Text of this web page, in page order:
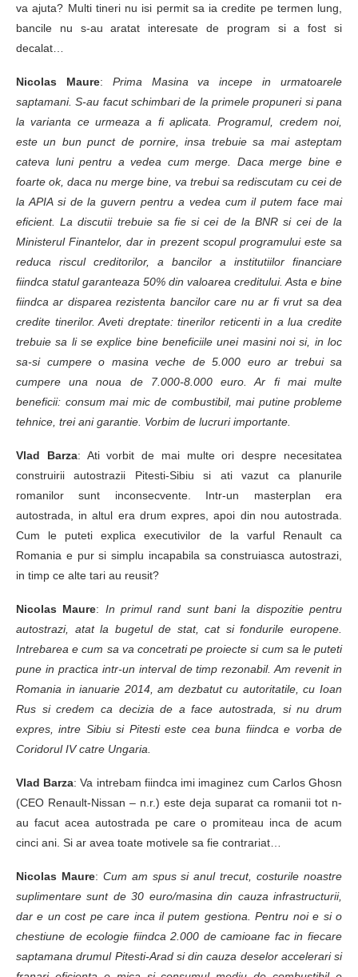
va ajuta? Multi tineri nu isi permit sa ia credite pe termen lung,
bancile nu s-au aratat interesate de program si a fost si
decalat…
Nicolas Maure: Prima Masina va incepe in urmatoarele
saptamani. S-au facut schimbari de la primele propuneri si pana
la varianta ce urmeaza a fi aplicata. Programul, credem noi,
este un bun punct de pornire, insa trebuie sa mai asteptam
cateva luni pentru a vedea cum merge. Daca merge bine e
foarte ok, daca nu merge bine, va trebui sa rediscutam cu cei de
la APIA si de la guvern pentru a vedea cum il putem face mai
eficient. La discutii trebuie sa fie si cei de la BNR si cei de la
Ministerul Finantelor, dar in prezent scopul programului este sa
reduca riscul creditorilor, a bancilor a institutiilor financiare
fiindca statul garanteaza 50% din valoarea creditului. Asta e bine
fiindca ar disparea rezistenta bancilor care nu ar fi vrut sa dea
credite tinerilor. Aveti dreptate: tinerilor reticenti in a lua credite
trebuie sa li se explice bine beneficiile unei masini noi si, in loc
sa-si cumpere o masina veche de 5.000 euro ar trebui sa
cumpere una noua de 7.000-8.000 euro. Ar fi mai multe
beneficii: consum mai mic de combustibil, mai putine probleme
tehnice, trei ani garantie. Vorbim de lucruri importante.
Vlad Barza: Ati vorbit de mai multe ori despre necesitatea
construirii autostrazii Pitesti-Sibiu si ati vazut ca planurile
romanilor sunt inconsecvente. Intr-un masterplan era
autostrada, in altul era drum expres, apoi din nou autostrada.
Cum le puteti explica executivilor de la varful Renault ca
Romania e pur si simplu incapabila sa construiasca autostrazi,
in timp ce alte tari au reusit?
Nicolas Maure: In primul rand sunt bani la dispozitie pentru
autostrazi, atat la bugetul de stat, cat si fondurile europene.
Intrebarea e cum sa va concetrati pe proiecte si cum sa le puteti
pune in practica intr-un interval de timp rezonabil. Am revenit in
Romania in ianuarie 2014, am dezbatut cu autoritatile, cu Ioan
Rus si credem ca decizia de a face autostrada, si nu drum
expres, intre Sibiu si Pitesti este cea buna fiindca e vorba de
Coridorul IV catre Ungaria.
Vlad Barza: Va intrebam fiindca imi imaginez cum Carlos Ghosn
(CEO Renault-Nissan – n.r.) este deja suparat ca romanii tot n-
au facut acea autostrada pe care o promiteau inca de acum
cinci ani. Si ar avea toate motivele sa fie contrariat…
Nicolas Maure: Cum am spus si anul trecut, costurile noastre
suplimentare sunt de 30 euro/masina din cauza infrastructurii,
dar e un cost pe care inca il putem gestiona. Pentru noi e si o
chestiune de ecologie fiindca 2.000 de camioane fac in fiecare
saptamana drumul Pitesti-Arad si din cauza deselor accelerari si